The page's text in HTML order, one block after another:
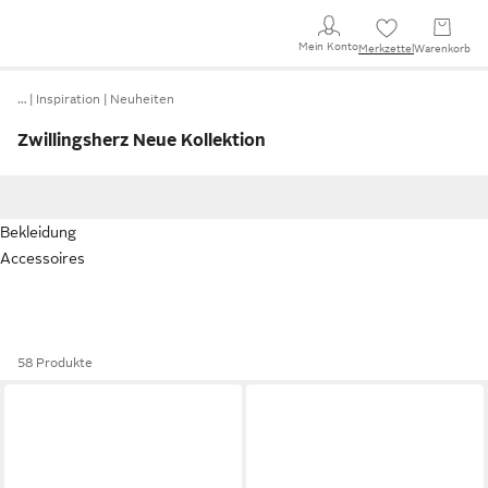
Mein KontoMerkzettel Warenkorb
… Inspiration Neuheiten
Zwillingsherz Neue Kollektion
Bekleidung
Accessoires
58 Produkte